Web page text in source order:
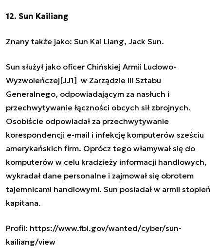
12. Sun Kailiang
Znany także jako: Sun Kai Liang, Jack Sun.
Sun służył jako oficer Chińskiej Armii Ludowo-
Wyzwoleńczej[JJ1] w Zarządzie III Sztabu
Generalnego, odpowiadającym za nasłuch i
przechwytywanie łączności obcych sił zbrojnych.
Osobiście odpowiadał za przechwytywanie
korespondencji e-mail i infekcję komputerów sześciu
amerykańskich firm. Oprócz tego włamywał się do
komputerów w celu kradzieży informacji handlowych,
wykradał dane personalne i zajmował się obrotem
tajemnicami handlowymi. Sun posiadał w armii stopień
kapitana.
Profil: https://www.fbi.gov/wanted/cyber/sun-
kailiang/view